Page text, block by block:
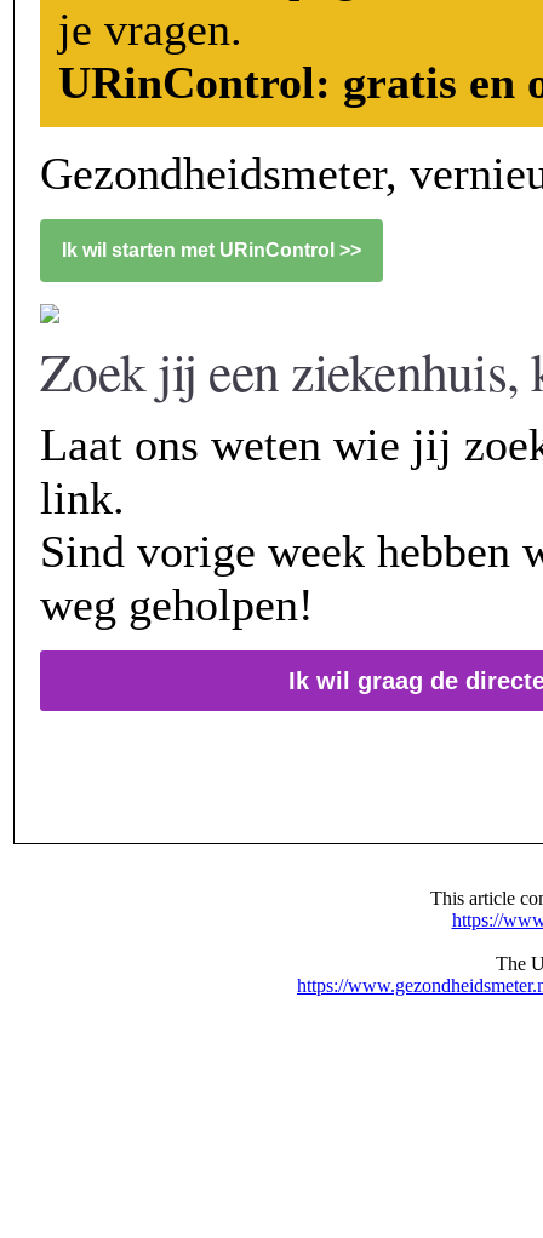
je vragen.
URinControl: gratis en
Gezondheidsmeter,
Ik wil starten met URinControl >>
Zoek jij een
Laat ons weten wie jij
link.
Sind vorige week hebben
weg geholpen!
Ik wil graag de
This article
https://
The
https://